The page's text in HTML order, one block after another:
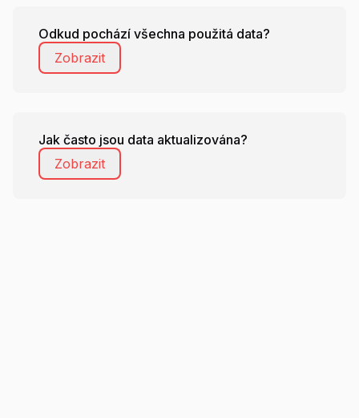
Odkud pochází všechna použitá data?
Zobrazit
Jak často jsou data aktualizována?
Zobrazit